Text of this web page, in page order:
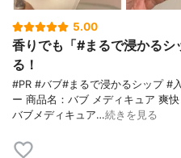
5.00
香りでも「#まるで浸かるシ
る！
#PR #バブ#まるで浸かるシップ #
ー 商品名：バブ メディキュア 爽
バブメディキュア…続きを見る